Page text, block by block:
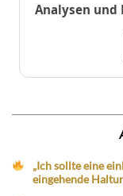
Analysen und
„Ich sollte eine
eingehende